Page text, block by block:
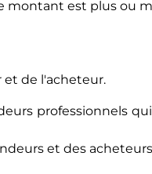
montant est plus ou
et de l'acheteur.
professionnels
et des